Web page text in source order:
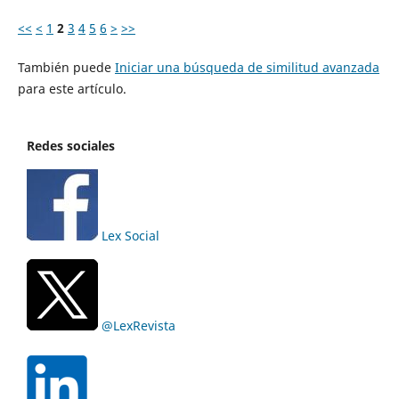
<< < 1 2 3 4 5 6 > >>
También puede Iniciar una búsqueda de similitud avanzada
para este artículo.
Redes sociales
Lex Social
@LexRevista